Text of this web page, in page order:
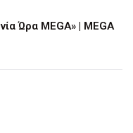
Ώρα MEGA» | MEGA